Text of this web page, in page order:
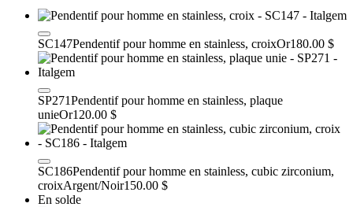
SC147Pendentif pour homme en stainless, croixOr180.00 $
SP271Pendentif pour homme en stainless, plaque
unieOr120.00 $
SC186Pendentif pour homme en stainless, cubic zirconium,
croixArgent/Noir150.00 $
En solde